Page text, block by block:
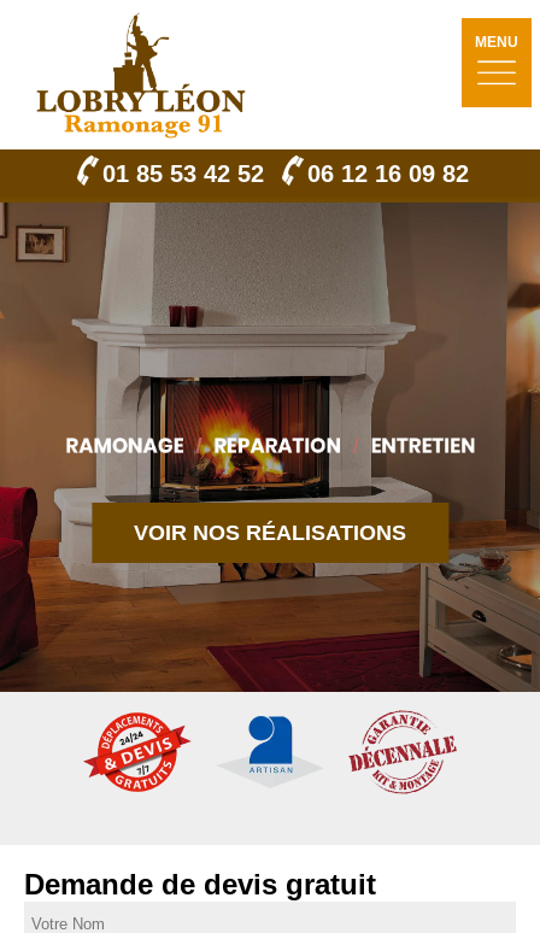
MENU
01 85 53 42 52 06 12 16 09 82
VOIR NOS RÉALISATIONS
Demande de devis gratuit